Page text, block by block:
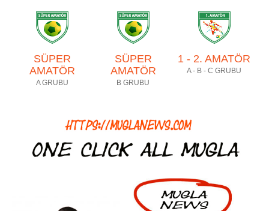
SÜPER
AMATÖR
A GRUBU
SÜPER
AMATÖR
B GRUBU
1 - 2. AMATÖR
A - B - C GRUBU